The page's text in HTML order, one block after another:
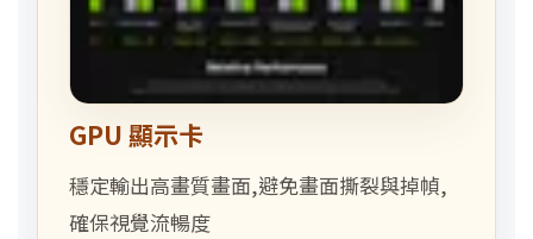
GPU 顯示卡
穩定輸出高畫質畫面,避免畫面撕裂與掉幀,
確保視覺流暢度